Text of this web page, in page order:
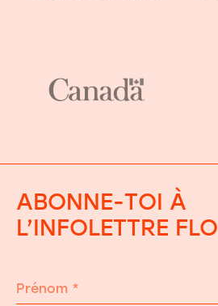
ABONNE-TOI À
L’INFOLETTRE FLO
Prénom *